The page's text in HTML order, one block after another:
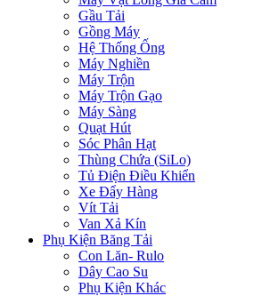
Gầu Tải
Gồng Máy
Hệ Thống Ống
Máy Nghiền
Máy Trộn
Máy Trộn Gạo
Máy Sàng
Quạt Hút
Sóc Phân Hạt
Thùng Chứa (SiLo)
Tủ Điện Điều Khiển
Xe Đẩy Hàng
Vít Tải
Van Xả Kín
Phụ Kiện Băng Tải
Con Lăn- Rulo
Dây Cao Su
Phụ Kiện Khác